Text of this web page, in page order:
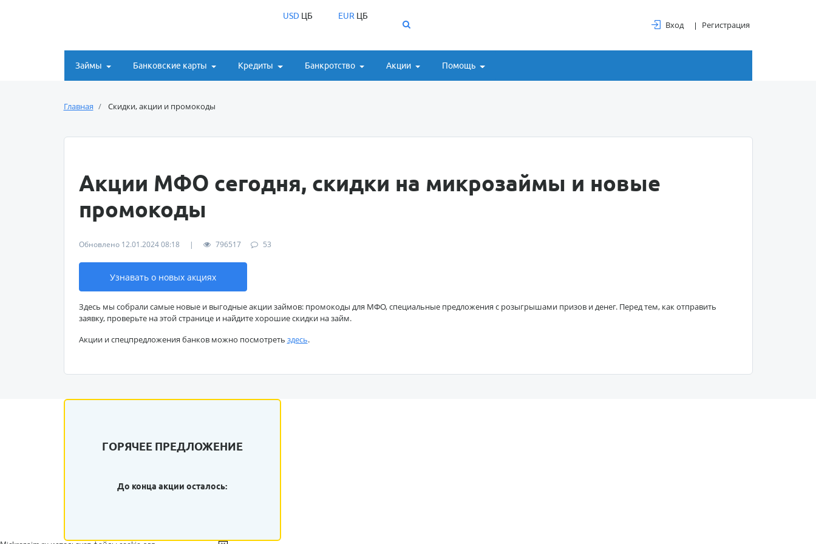
USDЦБ EUR ЦБ
Вход Регистрация
Займы Банковские карты Кредиты Банкротство Акции Помощь
Главная Скидки, акции и промокоды
Акции МФО сегодня, скидки на микрозаймы и новые
промокоды
Обновлено 12.01.2024 08:18 | 796517 53
Узнавать о новых акциях
Здесь мы собрали самые новые и выгодные акции займов: промокоды для МФО, специальные предложения с розыгрышами призов и денег. Перед тем, как отправить
заявку, проверьте на этой странице и найдите хорошие скидки на займ.
Акции и спецпредложения банков можно посмотреть здесь.
ГОРЯЧЕЕ ПРЕДЛОЖЕНИЕ
До конца акции осталось: